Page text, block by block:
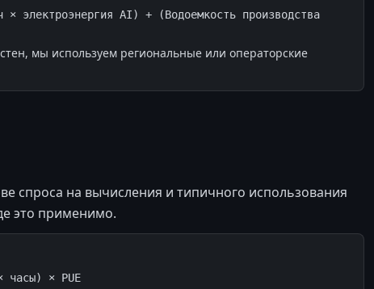
электроэнергия AI) + (Водоемкость производства
мы используем региональные или операторские
спроса на вычисления и типичного использования
это применимо.
часы) × PUE